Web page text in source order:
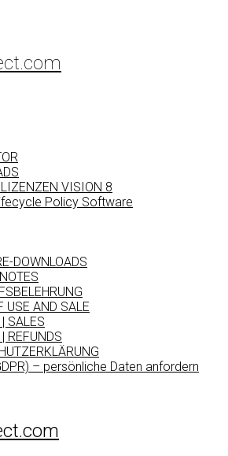
VISION 8
Policy Software
DOWNLOADS
USE AND SALE
SALES
REFUNDS
– persönliche Daten anfordern